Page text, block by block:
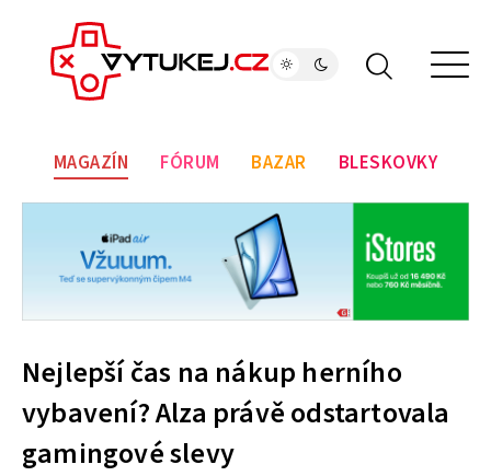
MAGAZÍN FÓRUM BAZAR BLESKOVKY
Nejlepší čas na nákup herního
vybavení? Alza právě odstartovala
gamingové slevy